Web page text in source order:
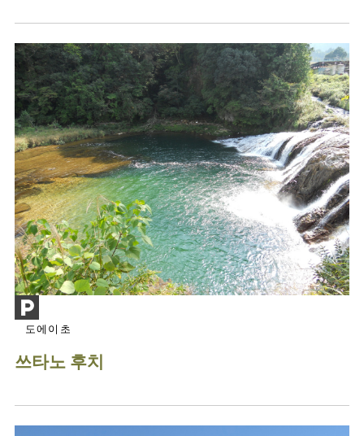
도에이초
쓰타노 후치